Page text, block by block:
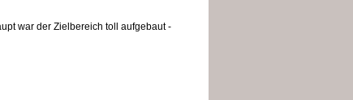
war der Zielbereich toll aufgebaut -